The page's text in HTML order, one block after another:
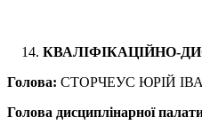
КВАЛІФІКАЦІЙНО-
Голова: СТОРЧЕУС ЮРІЙ
Голова дисциплінарної